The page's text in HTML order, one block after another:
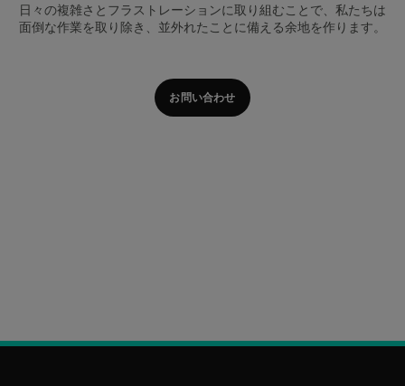
日々の複雑さとフラストレーションに取り組むことで、私たちは
面倒な作業を取り除き、並外れたことに備える余地を作ります。
お問い合わせ